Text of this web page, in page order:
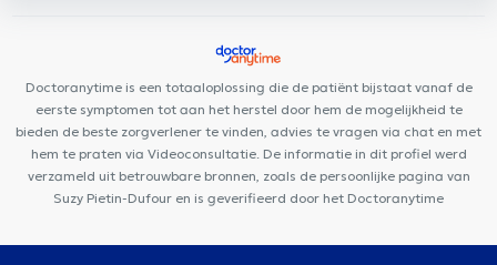
Centre Médical Pluridisciplinaire
Cabinet Médical Tertre
Centre de kinésithérapie Manandise
Lens Dental Clinic
Cabinet des docteurs Huart et Venuti
Doctoranytime is een totaaloplossing die de patiënt bijstaat vanaf de
eerste symptomen tot aan het herstel door hem de mogelijkheid te
bieden de beste zorgverlener te vinden, advies te vragen via chat en met
hem te praten via Videoconsultatie. De informatie in dit profiel werd
verzameld uit betrouwbare bronnen, zoals de persoonlijke pagina van
Suzy Pietin-Dufour en is geverifieerd door het Doctoranytime